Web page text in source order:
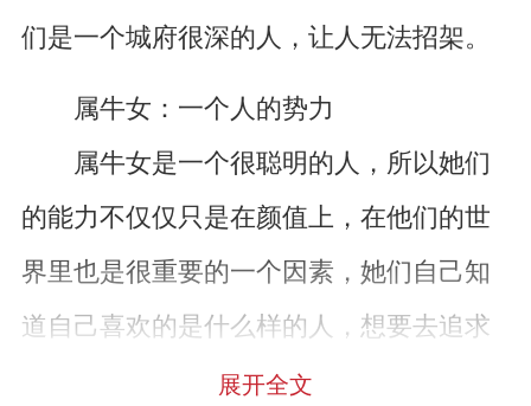
们是一个城府很深的人，让人无法招架。
属牛女：一个人的势力
属牛女是一个很聪明的人，所以她们
的能力不仅仅只是在颜值上，在他们的世
界里也是很重要的一个因素，她们自己知
道自己喜欢的是什么样的人，想要去追求
什么样的生活，她们很执着，很执着，也
展开全文